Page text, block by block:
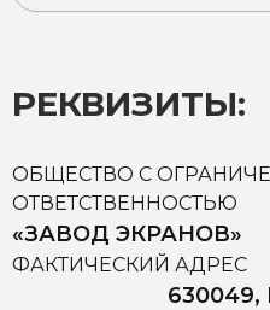
РЕКВИЗИТЫ:
ОБЩЕСТВО С
ОТВЕТСТВЕННОСТЬЮ
«ЗАВОД ЭКРАНОВ»
ФАКТИЧЕСКИЙ АДРЕС